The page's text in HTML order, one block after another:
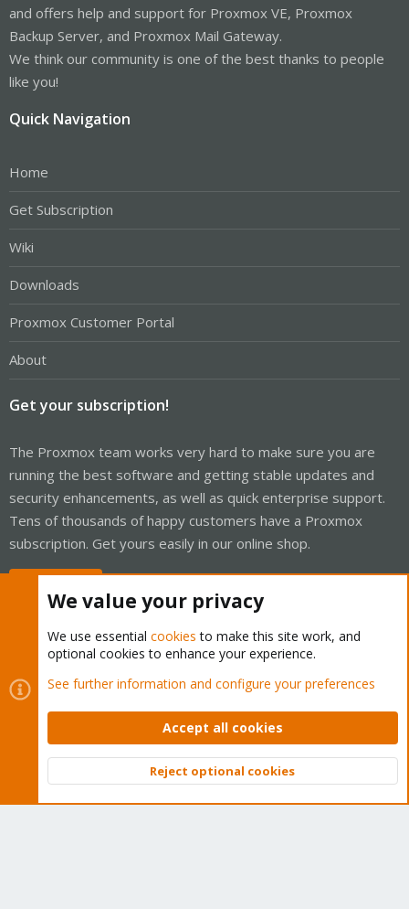
and offers help and support for Proxmox VE, Proxmox
Backup Server, and Proxmox Mail Gateway.
We think our community is one of the best thanks to people
like you!
Quick Navigation
Home
Get Subscription
Wiki
Downloads
Proxmox Customer Portal
About
Get your subscription!
The Proxmox team works very hard to make sure you are
running the best software and getting stable updates and
security enhancements, as well as quick enterprise support.
Tens of thousands of happy customers have a Proxmox
subscription. Get yours easily in our online shop.
Cookies
Proxmox Support Forum - Light Mode
Contact us
Terms and rules Privacy policy Help Home
Community platform by XenForo © 2010-2026 XenForo Ltd.
Top
We value your privacy
We use essential cookies to make this site work, and
optional cookies to enhance your experience.
See further information and configure your preferences
Accept all cookies
Reject optional cookies